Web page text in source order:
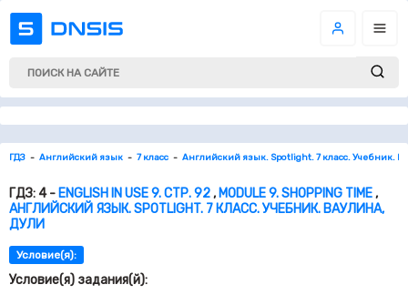
ГДЗ Английский язык 7 класс Английский язык. Spotlight. 7 класс. Учебник.
ГДЗ: 4 - ENGLISH IN USE 9. СТР. 92, MODULE 9. SHOPPING TIME,
АНГЛИЙСКИЙ ЯЗЫК. SPOTLIGHT. 7 КЛАСС. УЧЕБНИК. ВАУЛИНА,
ДУЛИ
Условие(я):
Условие(я) задания(й):